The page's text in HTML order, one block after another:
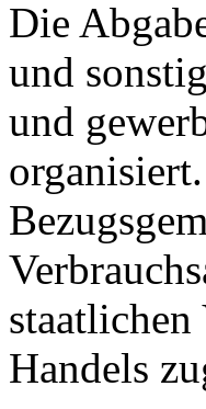
Die
und
und
Handels